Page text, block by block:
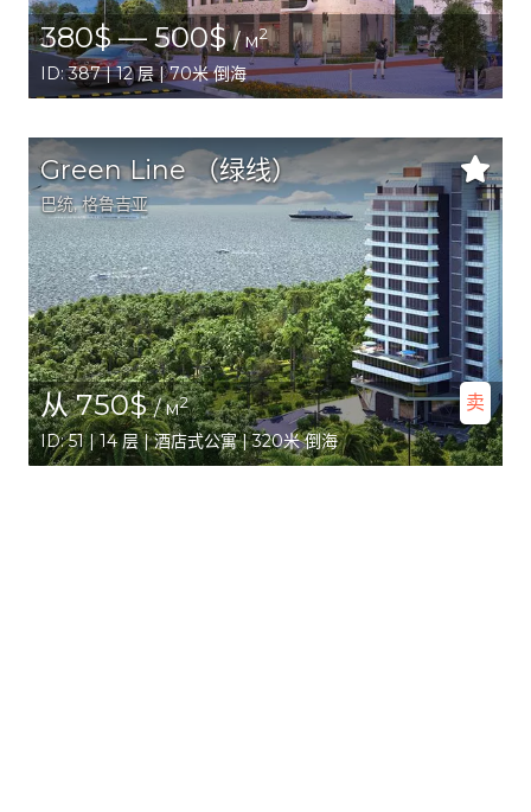
380$ — 500$/ м2
ID: 387 | 12 层 | 70米 倒海
Green Line （绿线）
巴统,格鲁吉亚
从 750$/ м2 卖
ID: 51 | 14 层 | 酒店式公寓 | 320米 倒海